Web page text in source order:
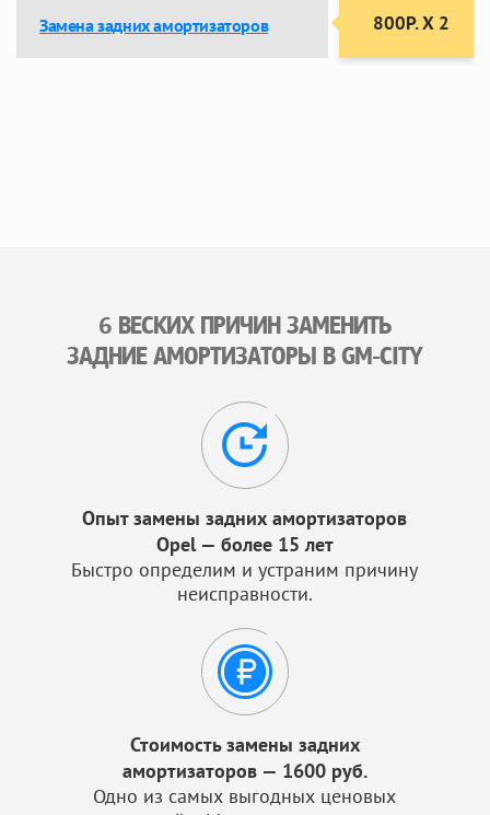
Замена задних амортизаторов 800Р. Х 2
6 ВЕСКИХ ПРИЧИН ЗАМЕНИТЬ
ЗАДНИЕ АМОРТИЗАТОРЫ В GM-CITY
Опыт замены задних амортизаторов
Opel — более 15 лет
Быстро определим и устраним причину
неисправности.
Стоимость замены задних
амортизаторов — 1600 руб.
Одно из самых выгодных ценовых